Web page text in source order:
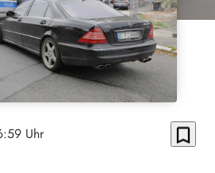
Uhr bookmark_border